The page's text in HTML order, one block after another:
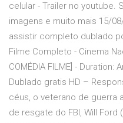
celular - Trailer no youtube.
imagens e muito mais 15/
assistir completo dublado
Filme Completo - Cinema
COMÉDIA FILME] -
Dublado gratis HD –
céus, o veterano de guerra
de resgate do FBI, Will